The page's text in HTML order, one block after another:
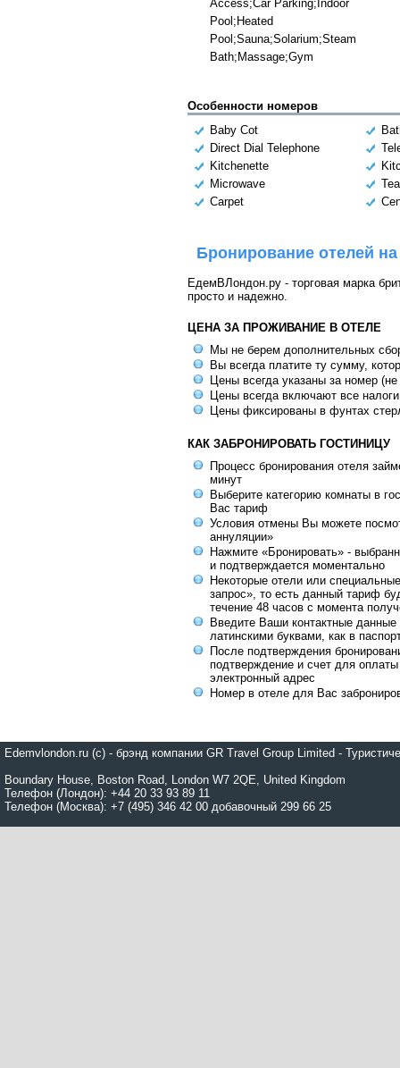
Access;Car Parking;Indoor
Pool;Heated
Pool;Sauna;Solarium;Steam
Bath;Massage;Gym
Особенности номеров
Baby Cot
Direct Dial Telephone
Kitchenette
Microwave
Carpet
Бронирование отелей
ЕдемВЛондон.ру - торговая марка
просто и надежно.
ЦЕНА ЗА ПРОЖИВАНИЕ В ОТЕЛЕ
Мы не берем дополнительных
Вы всегда платите ту сумму,
Цены всегда указаны за номер
Цены всегда включают все
Цены фиксированы в фунтах
КАК ЗАБРОНИРОВАТЬ ГОСТИНИЦУ
Процесс бронирования отеля
минут
Выберите категорию комнаты в
Вас тариф
Условия отмены Вы можете
аннуляции»
Нажмите «Бронировать» -
и подтверждается моментально
Некоторые отели или
запрос», то есть данный тариф
течение 48 часов с момента
Введите Ваши контактные данные
латинскими буквами, как в
После подтверждения
подтверждение и счет для
электронный адрес
Номер в отеле для Вас
Edemvlondon.ru (c) - брэнд компании GR Travel Group Limited -
Boundary House, Boston Road, London W7 2QE, United Kingdom
Телефон (Лондон): +44 20 33 93 89 11
Телефон (Москва): +7 (495) 346 42 00 добавочный 299 66 25